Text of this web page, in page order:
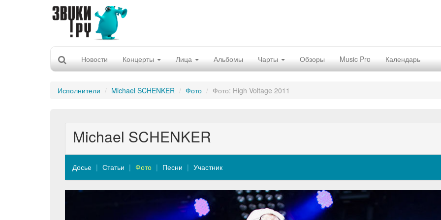
Новости Концерты Лица Альбомы Чарты Обзоры Music Pro Календарь
Исполнители Michael SCHENKER Фото Фото: High Voltage 2011
Michael SCHENKER
Досье Статьи Фото Песни Участник